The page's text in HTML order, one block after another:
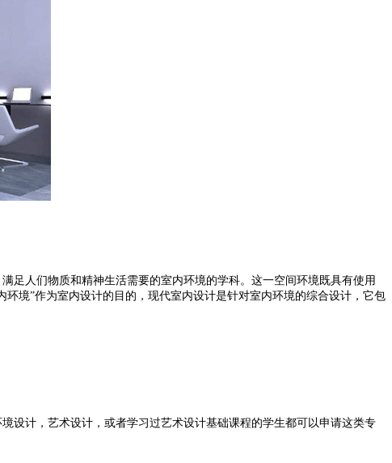
足人们物质和精神生活需要的室内环境的学科。这一空间环境既具有使用
境”作为室内设计的目的，现代室内设计是针对室内环境的综合设计，它包
设计，艺术设计，或者学习过艺术设计基础课程的学生都可以申请这类专